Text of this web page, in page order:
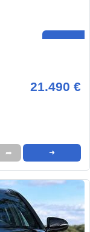
21.490 €
➦ ➜